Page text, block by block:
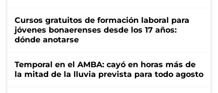
Cursos gratuitos de formación laboral para
jóvenes bonaerenses desde los 17 años:
dónde anotarse
Temporal en el AMBA: cayó en horas más de
la mitad de la lluvia prevista para todo agosto